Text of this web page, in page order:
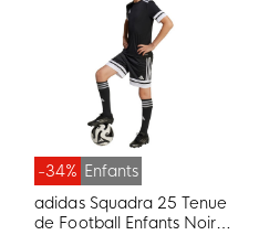
-34% Enfants
adidas Squadra 25 Tenue
de Football Enfants Noir